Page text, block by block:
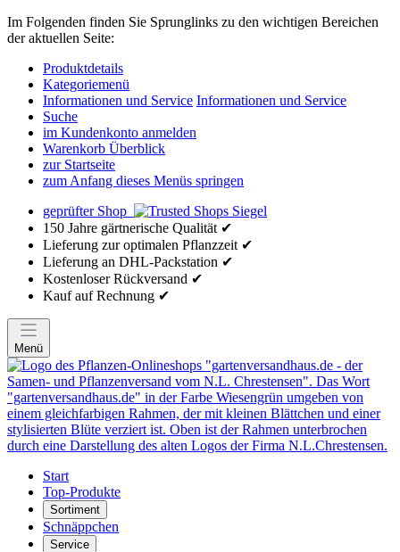
Im Folgenden finden Sie Sprunglinks zu den wichtigen Bereichen
der aktuellen Seite:
Produktdetails
Kategoriemenü
Informationen und Service Informationen und Service
Suche
im Kundenkonto anmelden
Warenkorb Überblick
zur Startseite
zum Anfang dieses Menüs springen
geprüfter Shop
150 Jahre gärtnerische Qualität ✔
Lieferung zur optimalen Pflanzzeit ✔
Lieferung an DHL-Packstation ✔
Kostenloser Rückversand ✔
Kauf auf Rechnung ✔
Menü
Start
Top-Produkte
Sortiment
Schnäppchen
Service